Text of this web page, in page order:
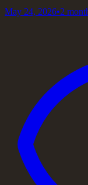
May 24, 2026•2